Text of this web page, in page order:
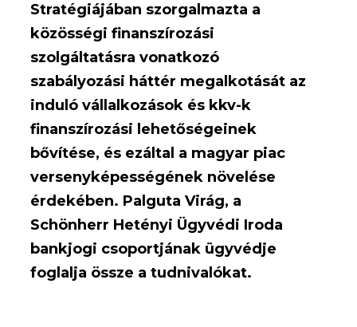
Stratégiájában szorgalmazta a
közösségi finanszírozási
szolgáltatásra vonatkozó
szabályozási háttér megalkotását az
induló vállalkozások és kkv-k
finanszírozási lehetőségeinek
bővítése, és ezáltal a magyar piac
versenyképességének növelése
érdekében. Palguta Virág, a
Schönherr Hetényi Ügyvédi Iroda
bankjogi csoportjának ügyvédje
foglalja össze a tudnivalókat.